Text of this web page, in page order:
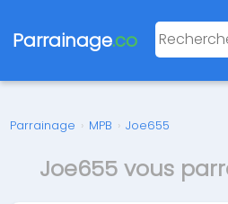
Parrainage.co
Parrainage › MPB › Joe655
Joe655 vous